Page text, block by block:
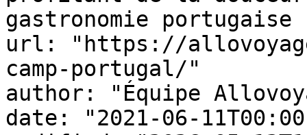
gastronomie
url: "https://
camp-portugal/"
author: "Équipe
date: "2021-06-